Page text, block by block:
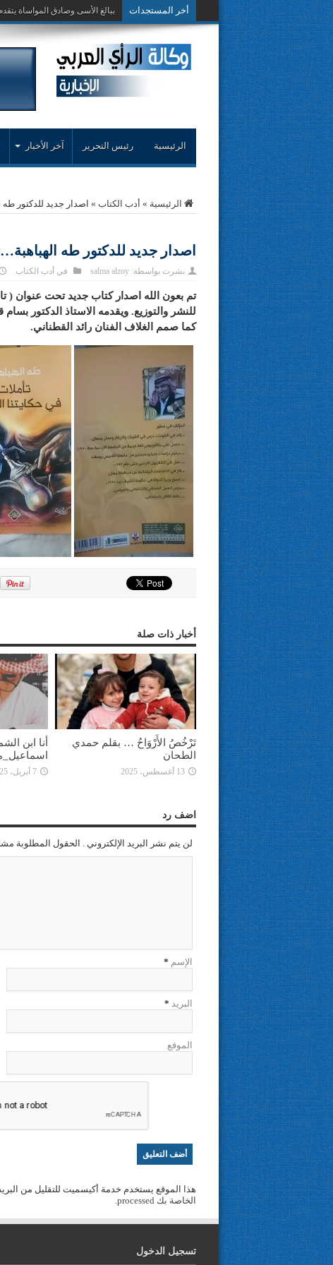
أخر المستجدات حوار حول التجر
الرئيسية رئيس التحرير آخر الأخبار
الرئيسية » أدب الكتاب » اصدار جديد للدكتور طه
اصدار جديد للدكتور طه
نشرت بواسطة:salma alzoy في أدب الكتاب
تم بعون الله اصدار كتاب جديد تحت عنوان (
للنشر والتوزيع. ويقدمه الاستاذ الدكتور
كما صمم الغلاف الفنان رائد القطناني.
أخبار ذات صلة
تَرْخُصُ الأَرْوَاحُ … بقلم حمدي
الطحان
13 أغسطس، 2025
أنا ابن
7 أبريل، 2025
اضف رد
لن يتم نشر البريد الإلكتروني . الحقول المطلوبة
الإسم *
البريد *
الموقع
هذا الموقع يستخدم خدمة أكيسميت للتقليل من
الخاصة بك processed
.
تسجيل الدخول